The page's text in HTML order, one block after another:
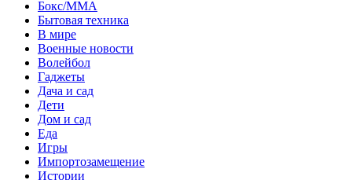
Бокс/MMA
Бытовая техника
В мире
Военные новости
Волейбол
Гаджеты
Дача и сад
Дети
Дом и сад
Еда
Игры
Импортозамещение
Истории